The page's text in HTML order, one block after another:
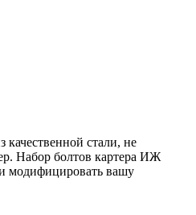
стали, не
Набор болтов картера ИЖ
модифицировать вашу